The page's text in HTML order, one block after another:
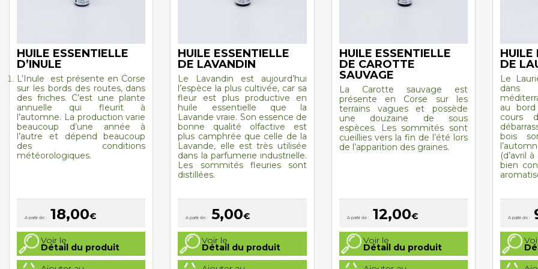
HUILE ESSENTIELLE
D’INULE
L’Inule
est présente en Corse
sur les bords des routes, dans
des friches. C’est une plante
annuelle qui fleurit à
l’automne. La production varie
beaucoup d’une année à
l’autre et dépend beaucoup
des conditions
météorologiques.
A partir de : 18,00€
Voir le
Détail du produit
Ce
produit
a
plusieurs
HUILE ESSENTIELLE
DE LAVANDIN
Le Lavandin est aujourd’hui
l’espèce la plus cultivée, car sa
fleur est plus productive en
huile essentielle que la
Lavande vraie. Son essence de
bonne qualité olfactive est
plus camphrée que celle de la
Lavande, elle est très utilisée
dans la parfumerie industrielle.
Les sommités fleuries sont
distillées.
A partir de : 5,00€
Voir le
Détail du produit
Ce
produit
a
plusieurs
HUILE ESSENTIELLE
DE CAROTTE
SAUVAGE
La Carotte sauvage est
présente en Corse sur les
terrains vagues et possède
une douzaine de sous
espèces. Les sommités sont
cueillies vers la fin de l’été lors
de l’apparition des graines.
A partir de : 12,00€
Voir le
Détail du produit
Ce
produit
a
plusieurs
HUILE
DE
Le
au
cours
bois
(d’avril
bien
A partir de :
Ce
produit
a
plusieurs